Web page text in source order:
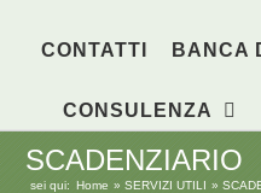
CONTATTI BANCA
CONSULENZA
SCADENZIARIO
sei qui: Home SERVIZI UTILI